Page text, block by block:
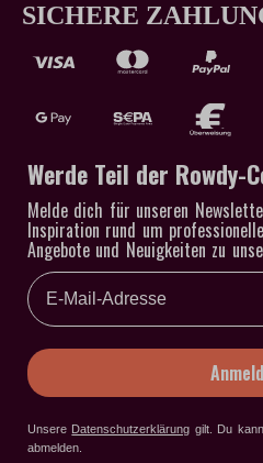
SICHERE
Werde Teil der Rowdy-
Melde dich für unseren
Inspiration rund um
Angebote und Neuigkeiten zu
Email
Unsere Datenschutzerklärung gilt. Du
abmelden.